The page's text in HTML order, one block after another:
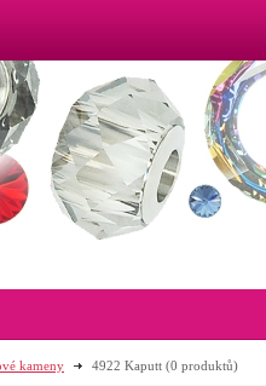
kameny 4922 Kaputt (0 produktů)